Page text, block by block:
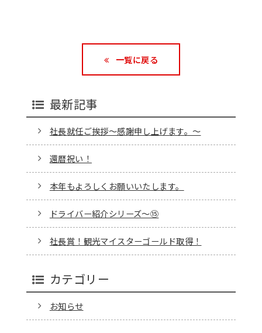
一覧に戻る
最新記事
社長就任ご挨拶～感謝申し上げます。～
還暦祝い！
本年もよろしくお願いいたします。
ドライバー紹介シリーズ～⑮
社長賞！観光マイスターゴールド取得！
カテゴリー
お知らせ